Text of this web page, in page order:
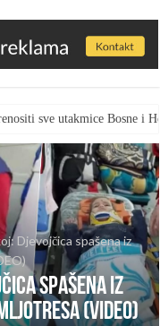
sve utakmice Bosne i
Djevojčica spašena iz
spašena iz
(VIDEO)